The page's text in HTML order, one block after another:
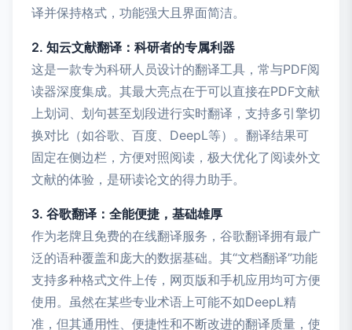
译并保持格式，功能强大且界面简洁。
2. 知云文献翻译：科研者的专属利器
这是一款专为科研人员设计的翻译工具，常与PDF阅
读器深度集成。其最大亮点在于可以直接在PDF文献
上划词、划句甚至划段进行实时翻译，支持多引擎切
换对比（如谷歌、百度、DeepL等）。翻译结果可
固定在侧边栏，方便对照阅读，极大优化了阅读外文
文献的体验，是研读论文的得力助手。
3. 谷歌翻译：全能便捷，基础雄厚
作为老牌且免费的在线翻译服务，谷歌翻译拥有最广
泛的语种覆盖和庞大的数据基础。其“文档翻译”功能
支持多种格式文件上传，网页版和手机应用均可方便
使用。虽然在某些专业术语上可能不如DeepL精
准，但其通用性、便捷性和不断改进的翻译质量，使